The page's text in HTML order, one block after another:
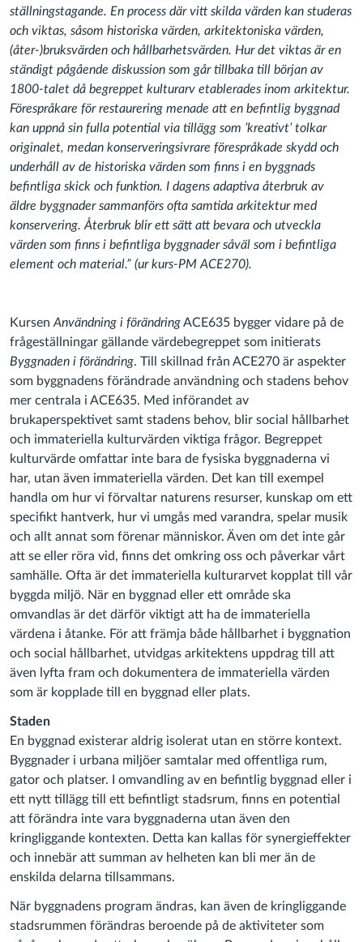
ställningstagande. En process där vitt skilda värden kan studeras
och viktas, såsom historiska värden, arkitektoniska värden,
(åter-)bruksvärden och hållbarhetsvärden. Hur det viktas är en
ständigt pågående diskussion som går tillbaka till början av
1800-talet då begreppet kulturarv etablerades inom arkitektur.
Förespråkare för restaurering menade att en befintlig byggnad
kan uppnå sin fulla potential via tillägg som ’kreativt’ tolkar
originalet, medan konserveringsivrare förespråkade skydd och
underhåll av de historiska värden som finns i en byggnads
befintliga skick och funktion. I dagens adaptiva återbruk av
äldre byggnader sammanförs ofta samtida arkitektur med
konservering. Återbruk blir ett sätt att bevara och utveckla
värden som finns i befintliga byggnader såväl som i befintliga
element och material.” (ur kurs-PM ACE270).
Kursen Användning i förändringACE635 bygger vidare på de
frågeställningar gällande värdebegreppet som initierats
Byggnaden i förändring. Till skillnad från ACE270 är aspekter
som byggnadens förändrade användning och stadens behov
mer centrala i ACE635. Med införandet av
brukaperspektivet samt stadens behov, blir social hållbarhet
och immateriella kulturvärden viktiga frågor. Begreppet
kulturvärde omfattar inte bara de fysiska byggnaderna vi
har, utan även immateriella värden. Det kan till exempel
handla om hur vi förvaltar naturens resurser, kunskap om ett
specifikt hantverk, hur vi umgås med varandra, spelar musik
och allt annat som förenar människor. Även om det inte går
att se eller röra vid, finns det omkring oss och påverkar vårt
samhälle. Ofta är det immateriella kulturarvet kopplat till vår
byggda miljö. När en byggnad eller ett område ska
omvandlas är det därför viktigt att ha de immateriella
värdena i åtanke. För att främja både hållbarhet i byggnation
och social hållbarhet, utvidgas arkitektens uppdrag till att
även lyfta fram och dokumentera de immateriella värden
som är kopplade till en byggnad eller plats.
Staden
En byggnad existerar aldrig isolerat utan en större kontext.
Byggnader i urbana miljöer samtalar med offentliga rum,
gator och platser. I omvandling av en befintlig byggnad eller i
ett nytt tillägg till ett befintligt stadsrum, finns en potential
att förändra inte vara byggnaderna utan även den
kringliggande kontexten. Detta kan kallas för synergieffekter
och innebär att summan av helheten kan bli mer än de
enskilda delarna tillsammans.
När byggnadens program ändras, kan även de kringliggande
stadsrummen förändras beroende på de aktiviteter som